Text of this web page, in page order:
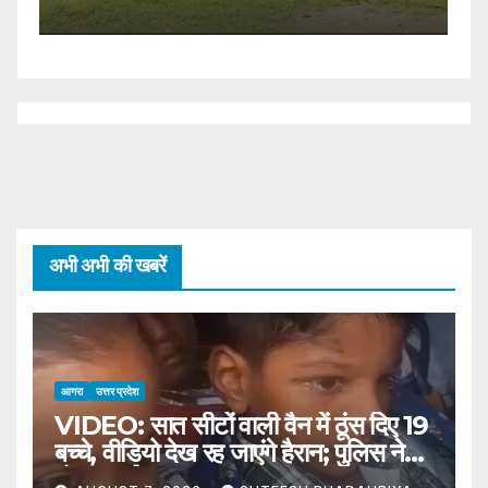
अभी अभी की खबरें
आगरा उत्तर प्रदेश
VIDEO: सात सीटों वाली वैन में ठूंस दिए 19
बच्चे, वीडियो देख रह जाएंगे हैरान; पुलिस ने
ठोंका जुर्माना